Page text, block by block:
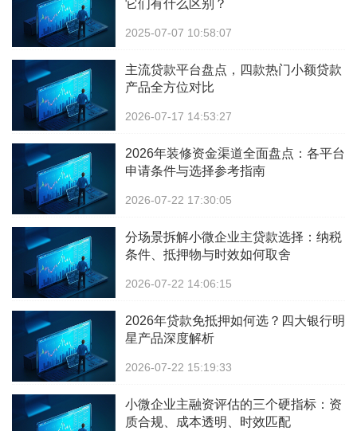
它们有什么区别？
2025-07-07 10:58:07
主流贷款平台盘点，四款热门小额贷款
产品全方位对比
2026-07-17 14:53:27
2026年装修资金渠道全面盘点：各平台
申请条件与选择参考指南
2026-07-22 17:30:05
分场景拆解小微企业主贷款选择：纳税
条件、抵押物与时效如何取舍
2026-07-22 14:06:15
2026年贷款免抵押如何选？四大银行明
星产品深度解析
2026-07-22 15:19:33
小微企业主融资评估的三个硬指标：资
质合规、成本透明、时效匹配